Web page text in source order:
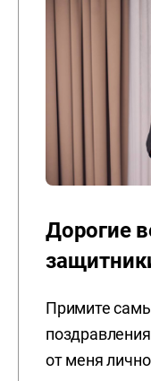
Дорогие
Примите
от меня